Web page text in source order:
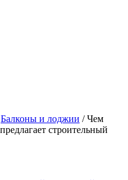
Балконы и лоджии /Чем
строительный